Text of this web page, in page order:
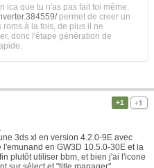
ica que tu n'as pas fait toi même.
permet de creer un
à la fois, de plus il ne
donc l'étape génération de
+1
3ds xl en version 4.2.0-9E avec
en GW3D 10.5.0-30E et la
plutôt utiliser bbm, et bien j'ai l'icone